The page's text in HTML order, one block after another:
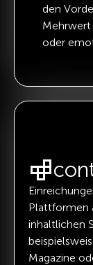
den
Mehrwert
oder
Plattformen
inhaltlichen
Magazine